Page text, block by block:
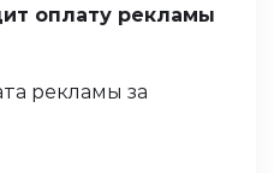
оплату рекламы
рекламы за